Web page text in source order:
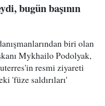
bugün başının
biri olan
Mykhailo Podolyak,
resmi ziyareti
'füze saldırıları'